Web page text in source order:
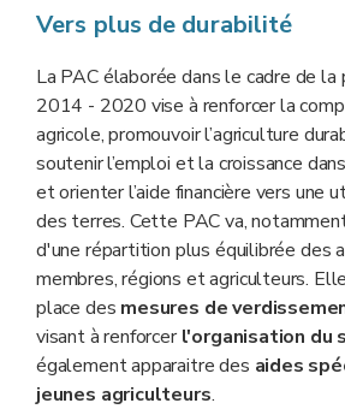
Vers plus de durabilité
La PAC élaborée dans le cadre de la
2014 - 2020 vise à renforcer la
agricole, promouvoir l’agriculture
soutenir l’emploi et la croissance
et orienter l’aide financière vers une
des terres. Cette PAC va,
d'une répartition plus équilibrée des
membres, régions et agriculteurs.
place des mesures de
visant à renforcerl'organisation du
également apparaitre des aides
jeunes agriculteurs.